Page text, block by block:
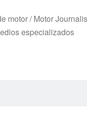
motor / Motor
especializados